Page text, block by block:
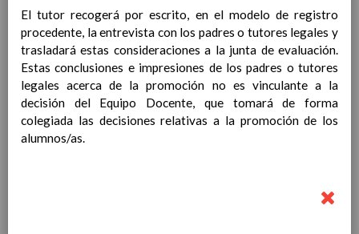
LÃ­neas generales de actuaciÃ³n pedagÃ³gica
CoordinaciÃ³n y concreciÃ³n de los contenidos
curriculares, asÃ­ como el tratamiento transversal
en las Ã¡reas de la educaciÃ³n en valores y otras
enseÃ±anzas
EducaciÃ³n Infantil (Segundo Ciclo)
mÃºltiples con los objetivos generales
El tutor recogerá por escrito, en el modelo de registro
procedente, la entrevista con los padres o tutores legales y
trasladará estas consideraciones a la junta de evaluación.
Estas conclusiones e impresiones de los padres o tutores
legales acerca de la promoción no es vinculante a la
decisión del Equipo Docente, que tomará de forma
colegiada las decisiones relativas a la promoción de los
alumnos/as.